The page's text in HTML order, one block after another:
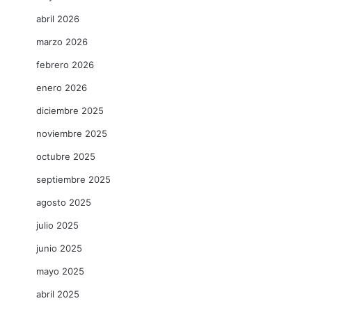
abril 2026
marzo 2026
febrero 2026
enero 2026
diciembre 2025
noviembre 2025
octubre 2025
septiembre 2025
agosto 2025
julio 2025
junio 2025
mayo 2025
abril 2025